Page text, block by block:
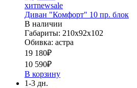
хитnewsale
Диван "Комфорт" 10 пр. блок
В наличии
Габариты: 210х92х102
Обивка: астра
19 180₽
10 590₽
В корзину
1-3 дн.